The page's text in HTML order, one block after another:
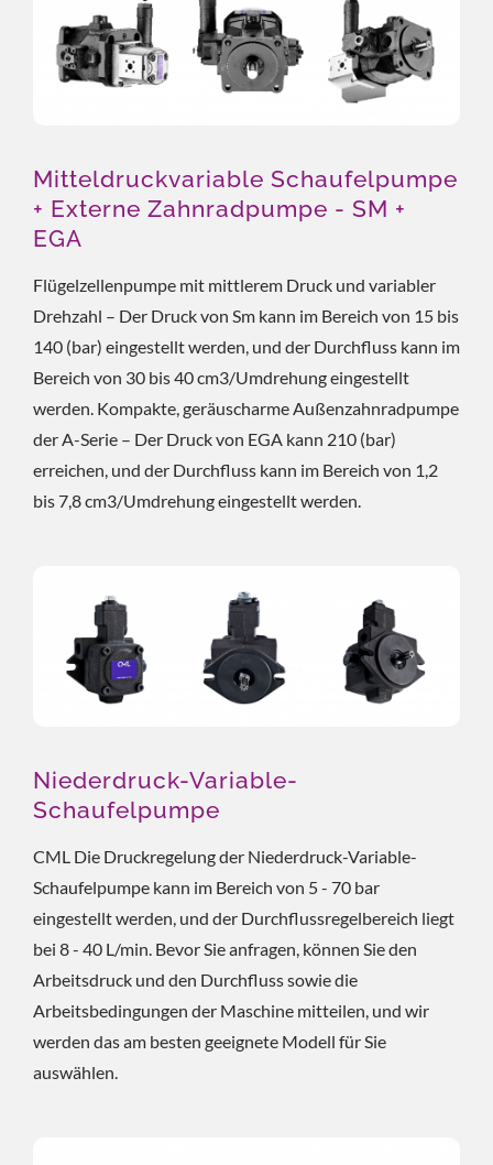
Mitteldruckvariable Schaufelpumpe
+ Externe Zahnradpumpe - SM +
EGA
Flügelzellenpumpe mit mittlerem Druck und variabler
Drehzahl – Der Druck von Sm kann im Bereich von 15 bis
140 (bar) eingestellt werden, und der Durchfluss kann im
Bereich von 30 bis 40 cm3/Umdrehung eingestellt
werden. Kompakte, geräuscharme Außenzahnradpumpe
der A-Serie – Der Druck von EGA kann 210 (bar)
erreichen, und der Durchfluss kann im Bereich von 1,2
bis 7,8 cm3/Umdrehung eingestellt werden.
Niederdruck-Variable-
Schaufelpumpe
CML Die Druckregelung der Niederdruck-Variable-
Schaufelpumpe kann im Bereich von 5 - 70 bar
eingestellt werden, und der Durchflussregelbereich liegt
bei 8 - 40 L/min. Bevor Sie anfragen, können Sie den
Arbeitsdruck und den Durchfluss sowie die
Arbeitsbedingungen der Maschine mitteilen, und wir
werden das am besten geeignete Modell für Sie
auswählen.